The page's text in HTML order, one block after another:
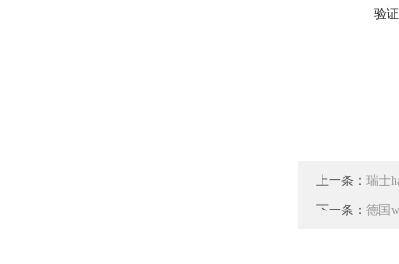
验
上一条： 瑞士
下一条： 德国